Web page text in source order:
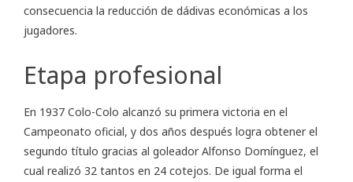
consecuencia la reducción de dádivas económicas a los
jugadores.
Etapa profesional
En 1937 Colo-Colo alcanzó su primera victoria en el
Campeonato oficial, y dos años después logra obtener el
segundo título gracias al goleador Alfonso Domínguez, el
cual realizó 32 tantos en 24 cotejos. De igual forma el